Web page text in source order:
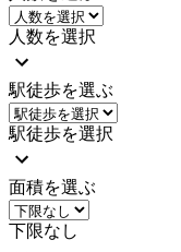
人数を選択
駅徒歩を選ぶ
駅徒歩を選択
面積を選ぶ
下限なし